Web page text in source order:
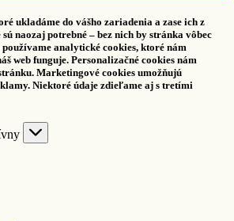
ukladáme do vášho zariadenia a zase ich z
naozaj potrebné – bez nich by stránka vôbec
analytické cookies, ktoré nám
web funguje. Personalizačné cookies nám
Marketingové cookies umožňujú
Niektoré údaje zdieľame aj s tretími